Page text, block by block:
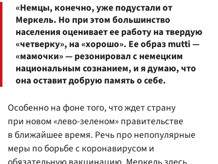
«Немцы, конечно, уже подустали от
Меркель. Но при этом большинство
населения оценивает ее работу на твердую
«четверку», на «хорошо». Ее образ mutti —
«мамочки» — резонировал с немецким
национальным сознанием, и я думаю, что
она оставит добрую память о себе.
Особенно на фоне того, что ждет страну
при новом «лево-зеленом» правительстве
в ближайшее время. Речь про непопулярные
меры по борьбе с коронавирусом и